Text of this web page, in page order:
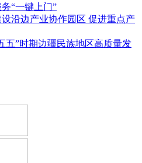
“一键上门”
沿边产业协作园区 促进重点产
五”时期边疆民族地区高质量发